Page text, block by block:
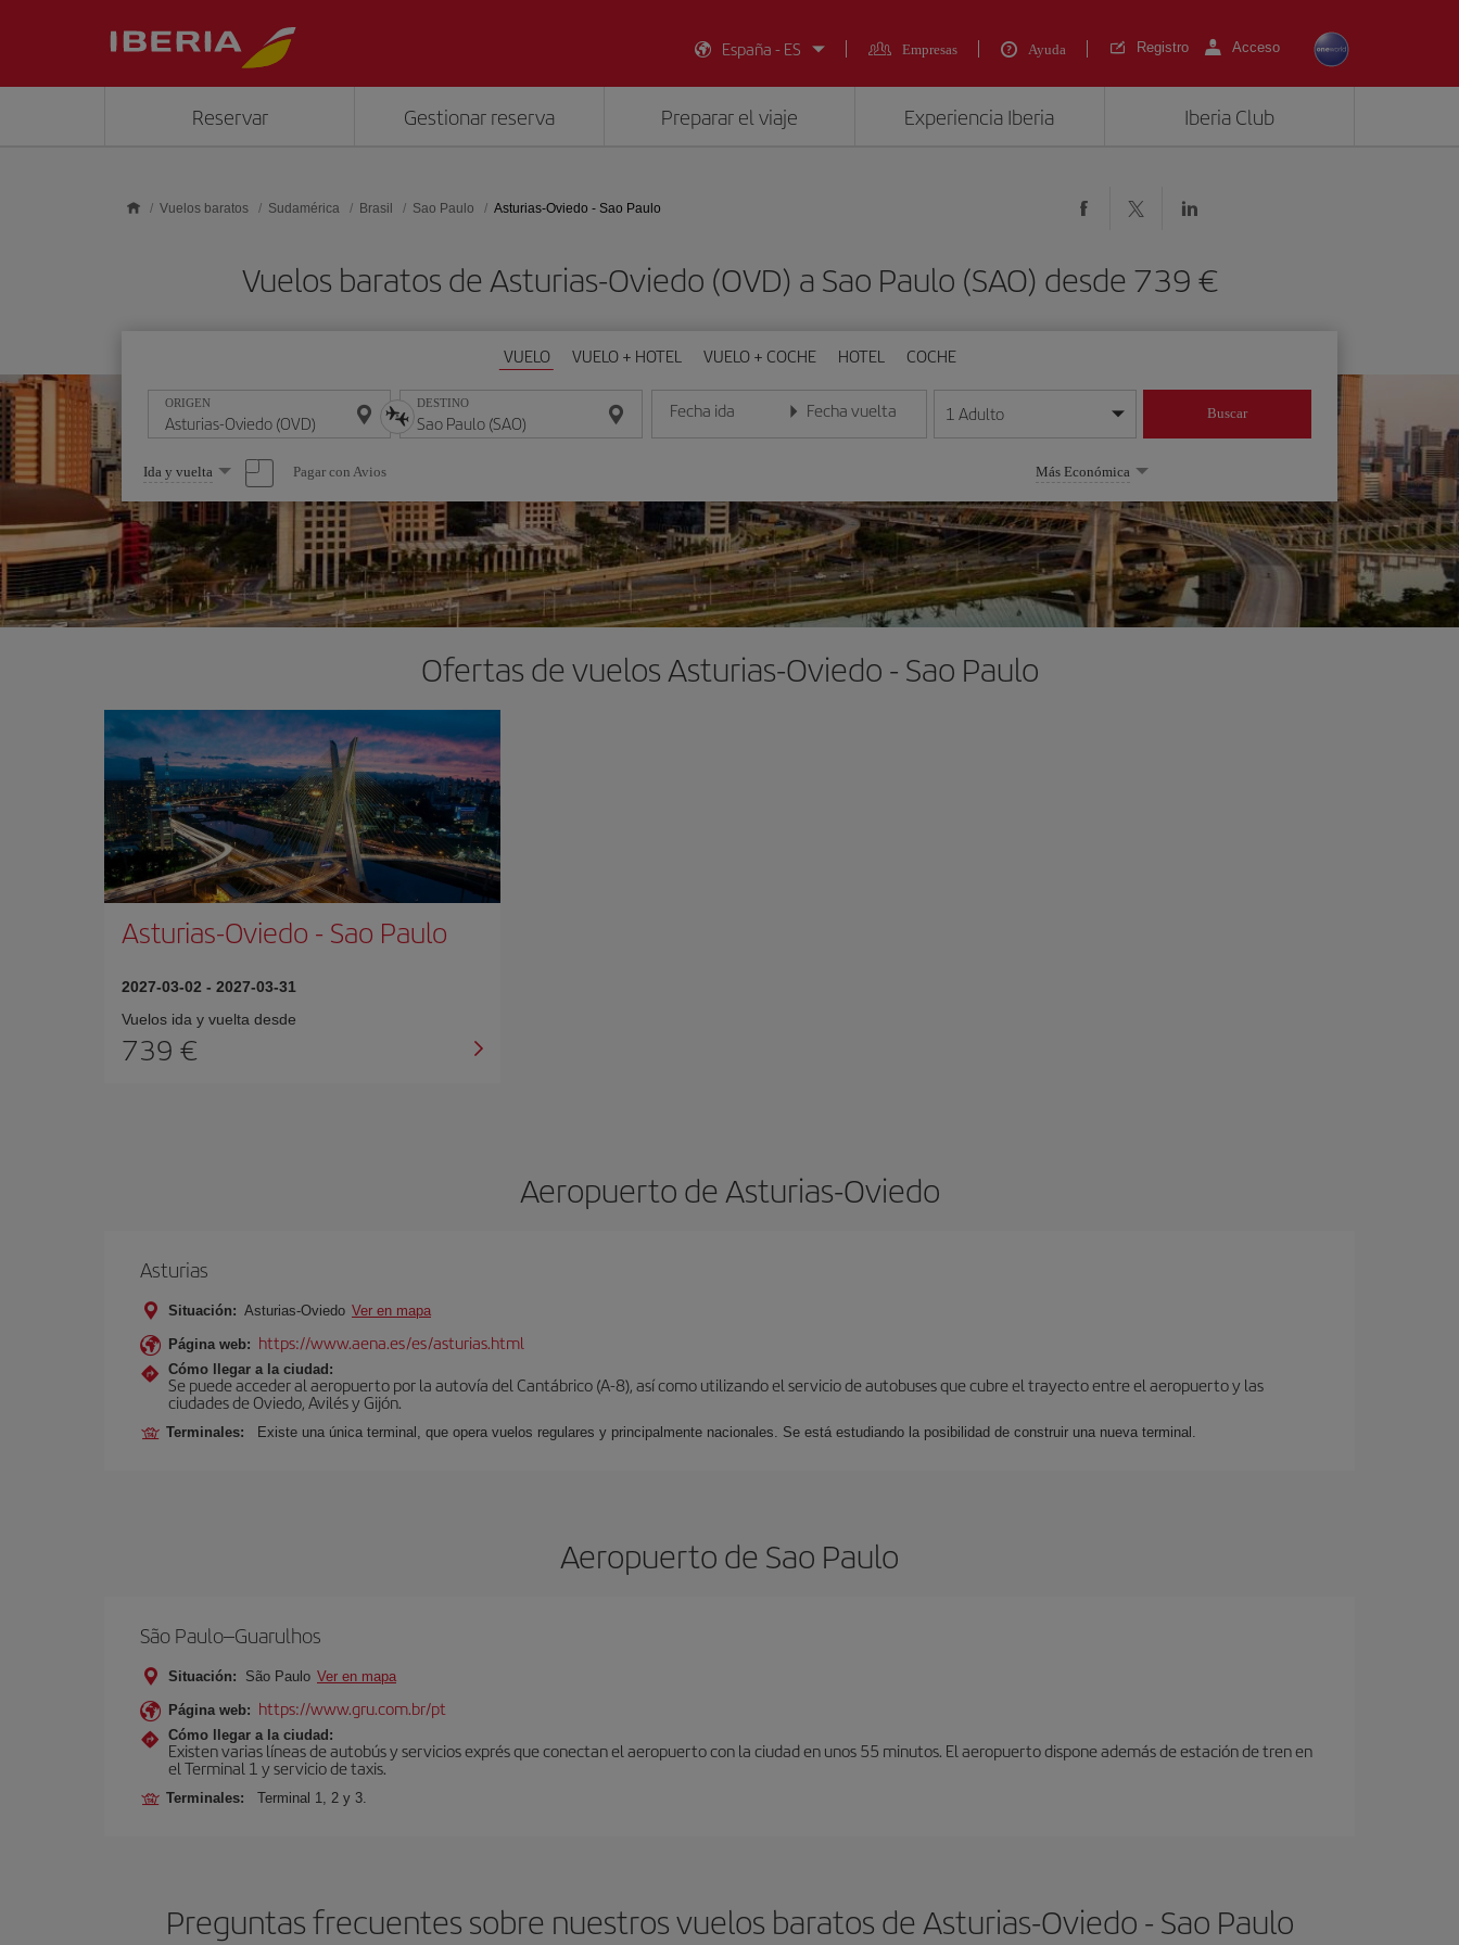
España - ES
Empresas Ayuda Registro Acceso
Reservar Gestionar reserva Preparar el viaje Experiencia Iberia Iberia Club
Vuelos baratos Sudamérica Brasil Sao Paulo Asturias-Oviedo - Sao Paulo
Vuelos baratos de Asturias-Oviedo (OVD) a Sao Paulo (SAO) desde 739 €
VUELO VUELO + HOTEL VUELO + COCHE HOTEL COCHE
ORIGEN DESTINO Fecha ida
Introduce la fecha en formato día/mes/año
Fecha vuelta
Introduce la fecha en formato día/mes/año
1 Adulto Buscar
Seleccione
una
opción
Ida y vuelta Pagar con Avios Más Económica
Ofertas de vuelos Asturias-Oviedo - Sao Paulo
Asturias-Oviedo - Sao Paulo
2027-03-02 - 2027-03-31
Vuelos ida y vuelta desde
739 €
Aeropuerto de Asturias-Oviedo
Asturias
Situación: Asturias-Oviedo Ver en mapa
Página web: https://www.aena.es/es/asturias.html
Cómo llegar a la ciudad:
Se puede acceder al aeropuerto por la autovía del Cantábrico (A-8), así como utilizando el servicio de autobuses que cubre el trayecto entre el aeropuerto y las
ciudades de Oviedo, Avilés y Gijón.
Terminales: Existe una única terminal, que opera vuelos regulares y principalmente nacionales. Se está estudiando la posibilidad de construir una nueva terminal.
Aeropuerto de Sao Paulo
São Paulo–Guarulhos
Situación: São Paulo Ver en mapa
Página web: https://www.gru.com.br/pt
Cómo llegar a la ciudad:
Existen varias líneas de autobús y servicios exprés que conectan el aeropuerto con la ciudad en unos 55 minutos. El aeropuerto dispone además de estación de tren en
el Terminal 1 y servicio de taxis.
Terminales: Terminal 1, 2 y 3.
Preguntas frecuentes sobre nuestros vuelos baratos de Asturias-Oviedo - Sao Paulo